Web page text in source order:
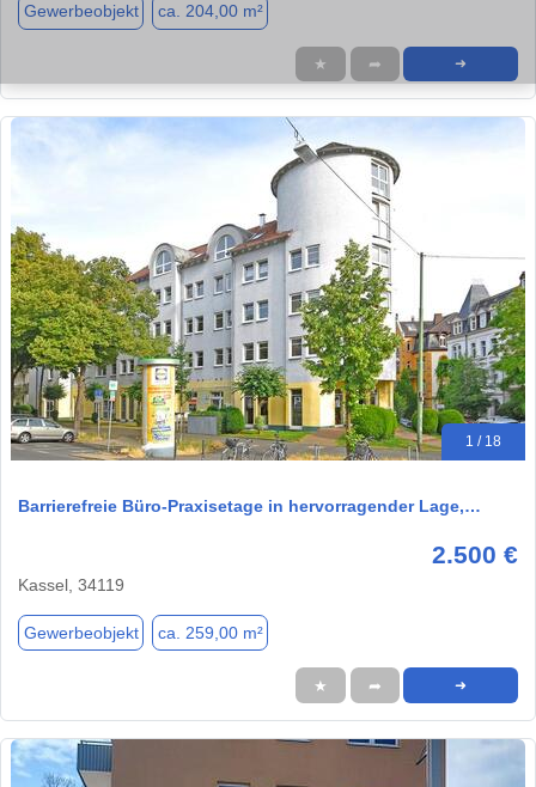
Gewerbeobjekt ca. 204,00 m²
★ ➦ ➜
1 / 18
Barrierefreie Büro-Praxisetage in hervorragender Lage,…
2.500 €
Kassel, 34119
Gewerbeobjekt ca. 259,00 m²
★ ➦ ➜